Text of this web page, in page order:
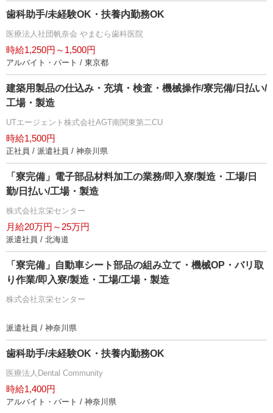
歯科助手/未経験OK・扶養内勤務OK
医療法人社団帆奈会 やまむら歯科医院
時給1,250円～1,500円
アルバイト・パート / 東京都
建築用製品の仕込み・充填・検査・機械操作/寮完備/日払い/
工場・製造
UTエージェント株式会社AGT南関東第二CU
時給1,500円
正社員 / 派遣社員 / 神奈川県
「寮完備」電子部品材料加工の業務/即入寮/製造・工場/日
勤/日払い/工場・製造
株式会社京栄センター
月給20万円～25万円
派遣社員 / 北海道
「寮完備」自動車シート部品の組み立て・機械OP・バリ取
り作業/即入寮/製造・工場/工場・製造
株式会社京栄センター
派遣社員 / 神奈川県
歯科助手/未経験OK・扶養内勤務OK
医療法人Dental Community
時給1,400円
アルバイト・パート / 神奈川県